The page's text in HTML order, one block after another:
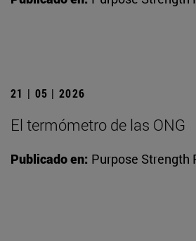
21 | 05 | 2026
El termómetro de las ONG
Publicado en: Purpose Strength